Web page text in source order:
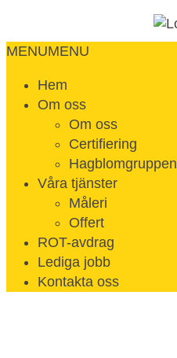
MENUMENU
Hem
Om oss
Om oss
Certifiering
Hagblomgruppen
Våra tjänster
Måleri
Offert
ROT-avdrag
Lediga jobb
Kontakta oss